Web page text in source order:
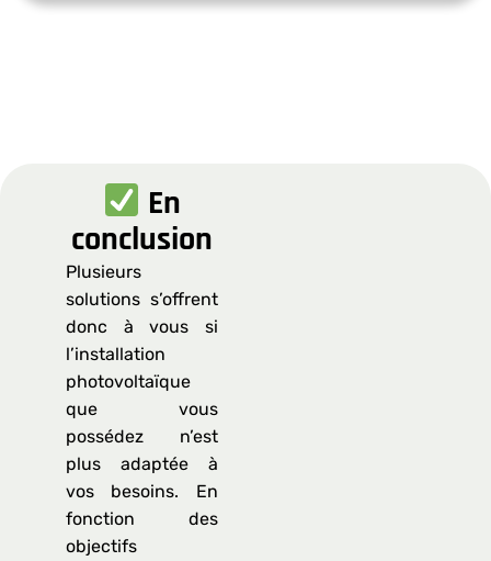
En
conclusion
Plusieurs
solutions s’offrent
donc à vous si
l’installation
photovoltaïque
que vous
possédez n’est
plus adaptée à
vos besoins. En
fonction des
objectifs